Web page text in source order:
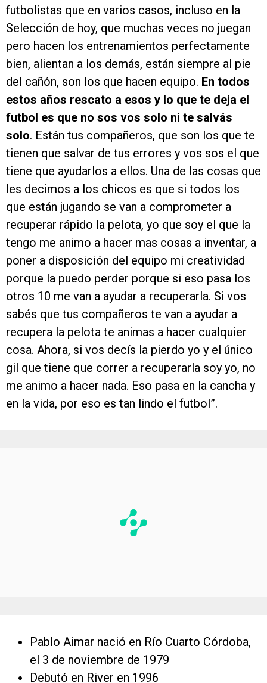
futbolistas que en varios casos, incluso en la
Selección de hoy, que muchas veces no juegan
pero hacen los entrenamientos perfectamente
bien, alientan a los demás, están siempre al pie
del cañón, son los que hacen equipo. En todos
estos años rescato a esos y lo que te deja el
futbol es que no sos vos solo ni te salvás
solo. Están tus compañeros, que son los que te
tienen que salvar de tus errores y vos sos el que
tiene que ayudarlos a ellos. Una de las cosas que
les decimos a los chicos es que si todos los
que están jugando se van a comprometer a
recuperar rápido la pelota, yo que soy el que la
tengo me animo a hacer mas cosas a inventar, a
poner a disposición del equipo mi creatividad
porque la puedo perder porque si eso pasa los
otros 10 me van a ayudar a recuperarla. Si vos
sabés que tus compañeros te van a ayudar a
recupera la pelota te animas a hacer cualquier
cosa. Ahora, si vos decís la pierdo yo y el único
gil que tiene que correr a recuperarla soy yo, no
me animo a hacer nada. Eso pasa en la cancha y
en la vida, por eso es tan lindo el futbol”.
Pablo Aimar nació en Río Cuarto Córdoba,
el 3 de noviembre de 1979
Debutó en River en 1996